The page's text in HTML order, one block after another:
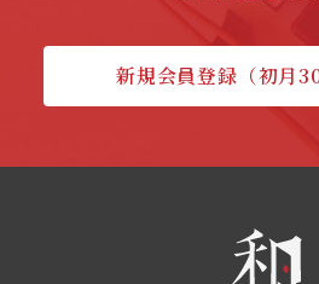
新規会員登録（初月